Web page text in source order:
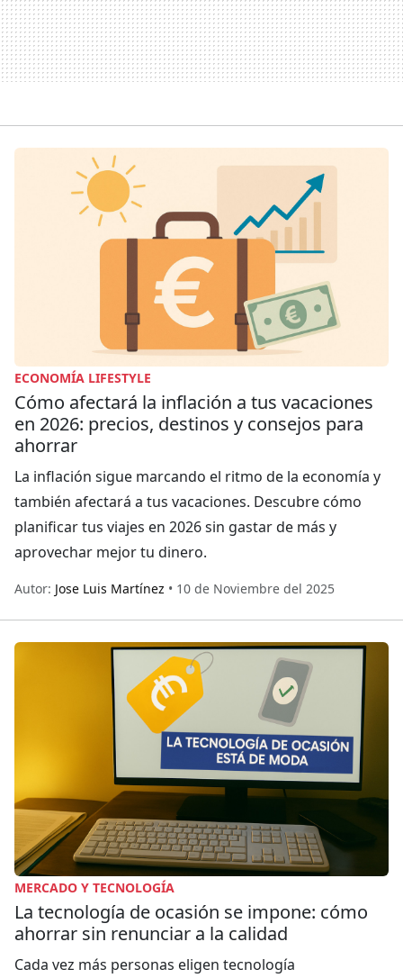
ECONOMÍA LIFESTYLE
Cómo afectará la inflación a tus vacaciones
en 2026: precios, destinos y consejos para
ahorrar
La inflación sigue marcando el ritmo de la economía y
también afectará a tus vacaciones. Descubre cómo
planificar tus viajes en 2026 sin gastar de más y
aprovechar mejor tu dinero.
Autor: Jose Luis Martínez • 10 de Noviembre del 2025
MERCADO Y TECNOLOGÍA
La tecnología de ocasión se impone: cómo
ahorrar sin renunciar a la calidad
Cada vez más personas eligen tecnología